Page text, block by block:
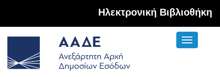
Hλεκτρονική Βιβλιοθήκη
Toggle